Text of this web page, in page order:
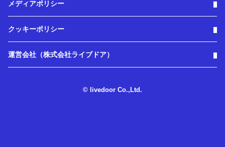
メディアポリシー
クッキーポリシー
運営会社（株式会社ライブドア）
© livedoor Co.,Ltd.